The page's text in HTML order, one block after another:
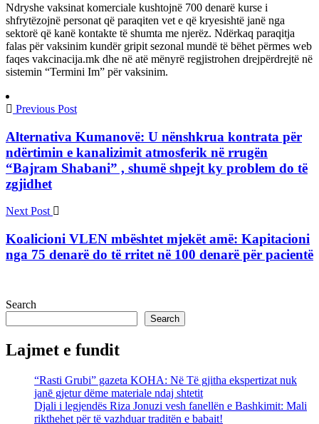
Ndryshe vaksinat komerciale kushtojnë 700 denarë kurse i
shfrytëzojnë personat që paraqiten vet e që kryesishtë janë nga
sektorë që kanë kontakte të shumta me njerëz. Ndërkaq paraqitja
falas për vaksinim kundër gripit sezonal mundë të bëhet përmes web
faqes vakcinacija.mk dhe në atë mënyrë regjistrohen drejpërdrejtë në
sistemin “Termini Im” për vaksinim.
Previous Post
Alternativa Kumanovë: U nënshkrua kontrata për
ndërtimin e kanalizimit atmosferik në rrugën
“Bajram Shabani” , shumë shpejt ky problem do të
zgjidhet
Next Post
Koalicioni VLEN mbështet mjekët amë: Kapitacioni
nga 75 denarë do të rritet në 100 denarë për pacientë
Search
Search
Lajmet e fundit
“Rasti Grubi” gazeta KOHA: Në Të gjitha ekspertizat nuk
janē gjetur dëme materiale ndaj shtetit
Djali i legjendës Riza Jonuzi vesh fanellën e Bashkimit: Mali
rikthehet për të vazhduar traditën e babait!